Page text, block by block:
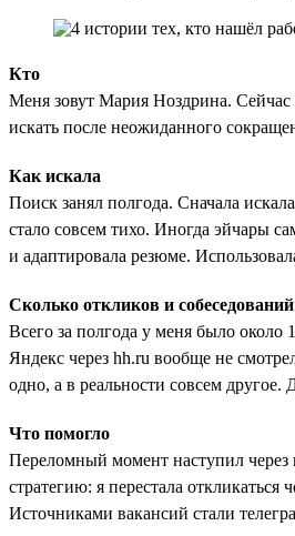
Кто
Меня зовут Мария Ноздрина. Сейчас
искать после неожиданного
Как искала
Поиск занял полгода. Сначала
стало совсем тихо. Иногда эйчары
и адаптировала резюме.
Сколько откликов и собеседований
Всего за полгода у меня было
Яндекс через hh.ru вообще не
одно, а в реальности совсем другое.
Что помогло
Переломный момент наступил через
стратегию: я перестала
Источниками вакансий стали